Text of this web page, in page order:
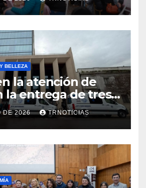
la hotelería y el
BELLEZA
la atención de
la entrega de tres
para
y Sagrada Familia
DE 2026 TRNOTICIAS